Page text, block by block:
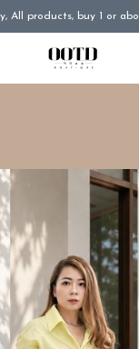
All products, buy 1 or